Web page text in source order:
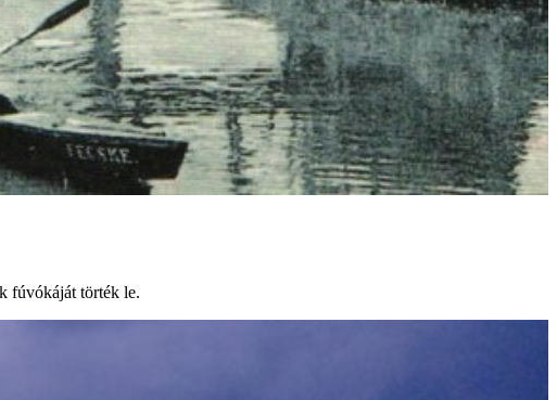
fúvókáját törték le.